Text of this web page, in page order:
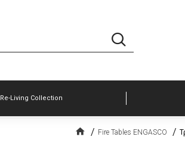
Re-Living Collection
Fire Tables ENGASCO